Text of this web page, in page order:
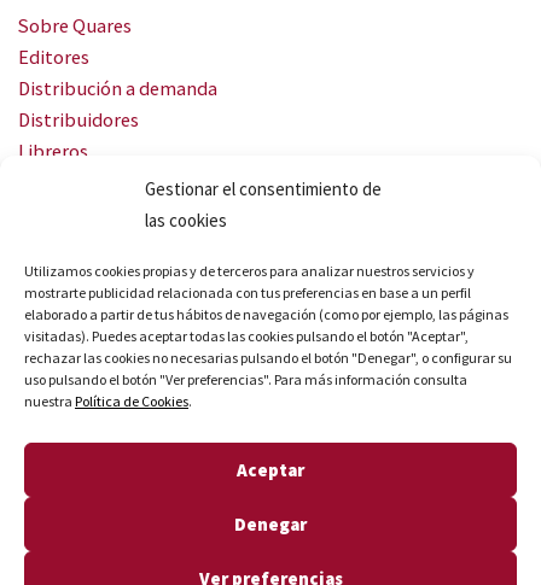
Gestionar el consentimiento de
las cookies
Utilizamos cookies propias y de terceros para analizar nuestros servicios y
mostrarte publicidad relacionada con tus preferencias en base a un perfil
elaborado a partir de tus hábitos de navegación (como por ejemplo, las páginas
visitadas). Puedes aceptar todas las cookies pulsando el botón "Aceptar",
rechazar las cookies no necesarias pulsando el botón "Denegar", o configurar su
uso pulsando el botón "Ver preferencias". Para más información consulta
nuestra Política de Cookies.
Aceptar
Denegar
Ver preferencias
Sobre Quares
Editores
Distribución a demanda
Distribuidores
Libreros
Servicio Landingweb
Crea tu audiobook
Aviso legal
Política de cookies
Declaración de accesibilidad